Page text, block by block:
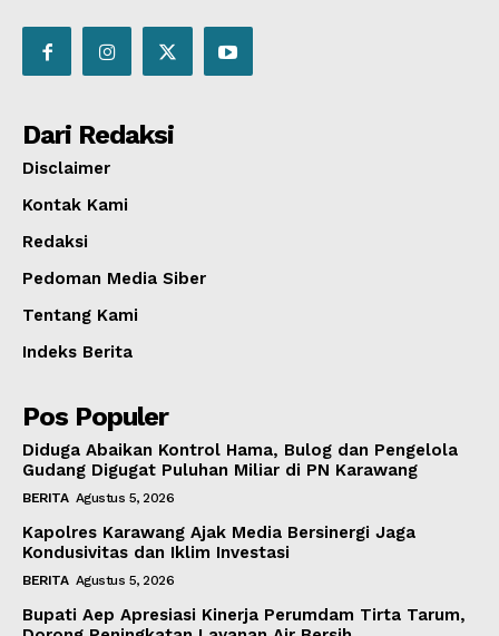
Dari Redaksi
Disclaimer
Kontak Kami
Redaksi
Pedoman Media Siber
Tentang Kami
Indeks Berita
Pos Populer
Diduga Abaikan Kontrol Hama, Bulog dan Pengelola
Gudang Digugat Puluhan Miliar di PN Karawang
BERITA Agustus 5, 2026
Kapolres Karawang Ajak Media Bersinergi Jaga
Kondusivitas dan Iklim Investasi
BERITA Agustus 5, 2026
Bupati Aep Apresiasi Kinerja Perumdam Tirta Tarum,